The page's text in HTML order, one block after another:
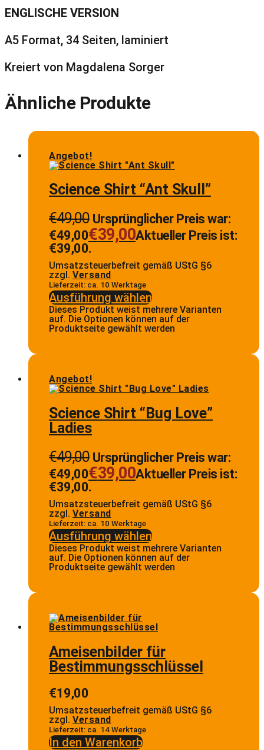
ENGLISCHE VERSION
A5 Format, 34 Seiten, laminiert
Kreiert von Magdalena Sorger
Ähnliche Produkte
Angebot!
Science Shirt “Ant Skull”
€49,00 Ursprünglicher Preis war:
€49,00€39,00Aktueller Preis ist:
€39,00.
Umsatzsteuerbefreit gemäß UStG §6
zzgl. Versand
Lieferzeit: ca. 10 Werktage
Ausführung wählen
Dieses Produkt weist mehrere Varianten
auf. Die Optionen können auf der
Produktseite gewählt werden
Angebot!
Science Shirt “Bug Love”
Ladies
€49,00 Ursprünglicher Preis war:
€49,00€39,00Aktueller Preis ist:
€39,00.
Umsatzsteuerbefreit gemäß UStG §6
zzgl. Versand
Lieferzeit: ca. 10 Werktage
Ausführung wählen
Dieses Produkt weist mehrere Varianten
auf. Die Optionen können auf der
Produktseite gewählt werden
Ameisenbilder für
Bestimmungsschlüssel
€19,00
Umsatzsteuerbefreit gemäß UStG §6
zzgl. Versand
Lieferzeit: ca. 14 Werktage
In den Warenkorb